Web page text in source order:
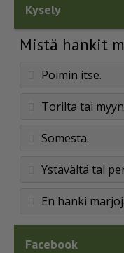
Kysely
Mistä hankit
Poimin itse.
Torilta tai
Somesta.
Ystävältä tai
En hanki
Facebook